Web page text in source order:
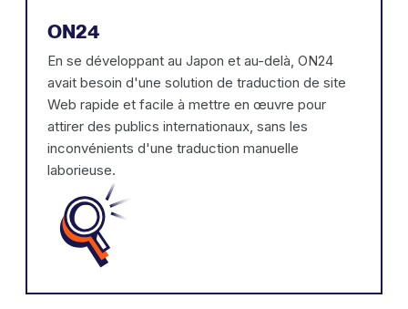
ON24
En se développant au Japon et au-delà, ON24
avait besoin d'une solution de traduction de site
Web rapide et facile à mettre en œuvre pour
attirer des publics internationaux, sans les
inconvénients d'une traduction manuelle
laborieuse.